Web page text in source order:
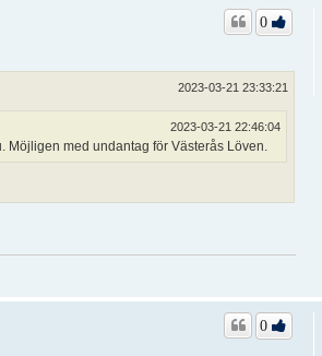
0
2023-03-21 23:33:21
2023-03-21 22:46:04
Möjligen med undantag för Västerås Löven.
0